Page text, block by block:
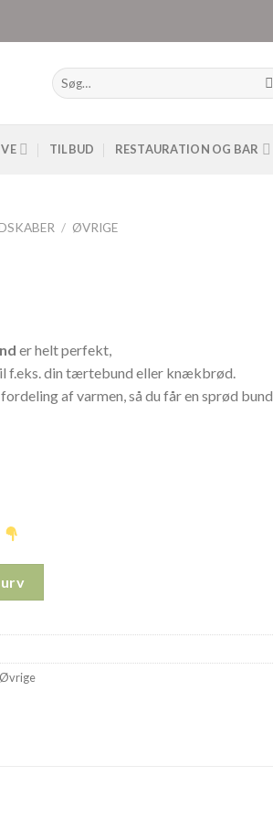
Søg
efter:
TILBUD RESTAURATION OG BAR
/ ØVRIGE
er helt perfekt,
f.eks. din tærtebund eller knækbrød.
af varmen, så du får en sprød bund
Øvrige